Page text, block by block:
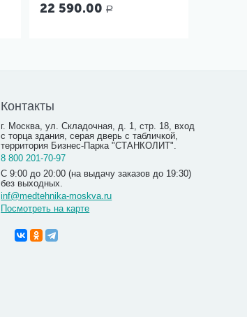
22 590.00 Р
Контакты
г. Москва, ул. Складочная, д. 1, стр. 18, вход
с торца здания, серая дверь с табличкой,
территория Бизнес-Парка "СТАНКОЛИТ".
8 800 201-70-97
С 9:00 до 20:00 (на выдачу заказов до 19:30)
без выходных.
inf@medtehnika-moskva.ru
Посмотреть на карте